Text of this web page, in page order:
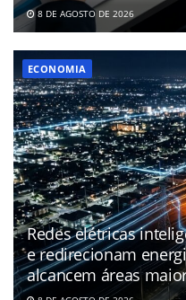
8 DE AGOSTO DE 2026
ECONOMIA
Redes elétricas
e redirecionam
alcancem áreas